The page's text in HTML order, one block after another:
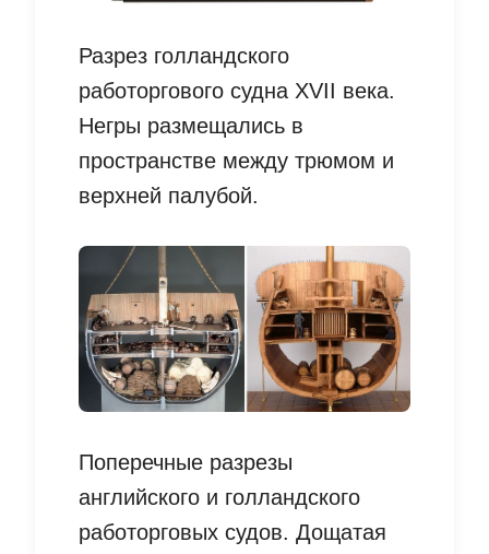
Разрез голландского
работоргового судна XVII века.
Негры размещались в
пространстве между трюмом и
верхней палубой.
Поперечные разрезы
английского и голландского
работорговых судов. Дощатая